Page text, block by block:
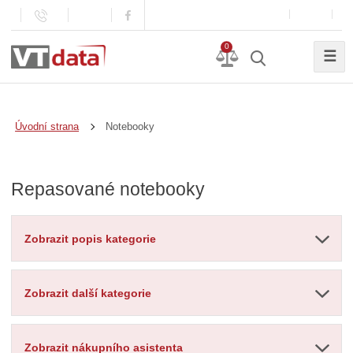
0
☰
Úvodní strana Notebooky
Repasované notebooky
Zobrazit popis kategorie
Zobrazit další kategorie
Zobrazit nákupního asistenta